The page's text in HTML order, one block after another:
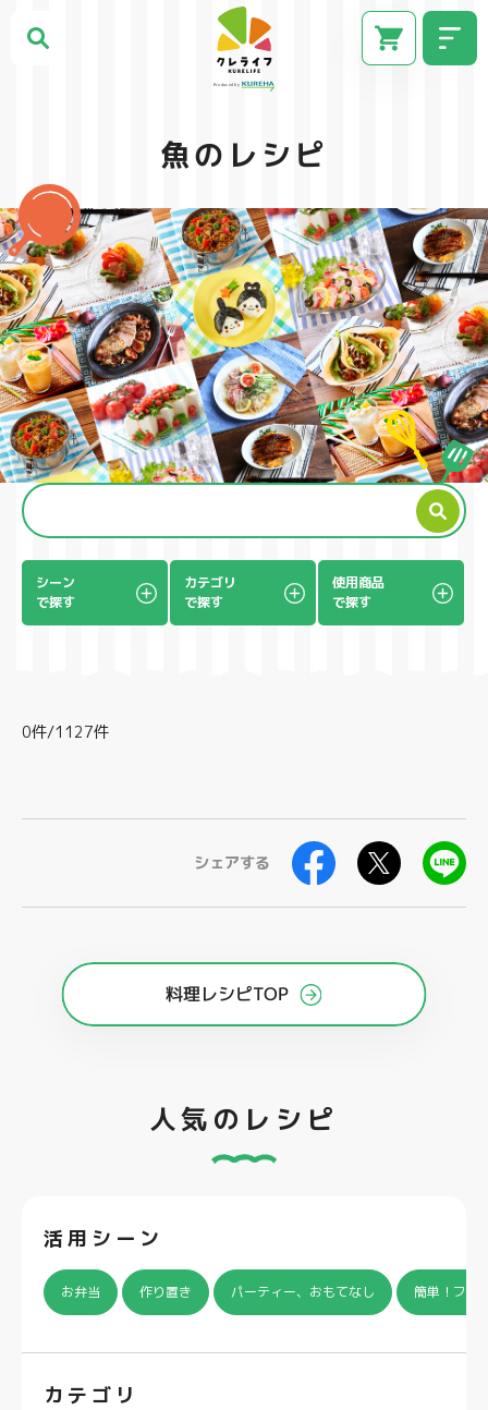
CM
製
魚のレシピ
シーン
で探す
カテゴリ
で探す
使用商品
で探す
0件/1127件
シェアする
料理レシピTOP
人気のレシピ
活用シーン
お弁当 作り置き パーティー、おもてなし 簡単！フラ
カテゴリ